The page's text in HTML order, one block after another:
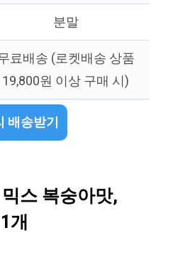
분말
료배송 (로켓배송 상품
19,800원 이상 구매 시)
배송받기
스 복숭아맛,
개